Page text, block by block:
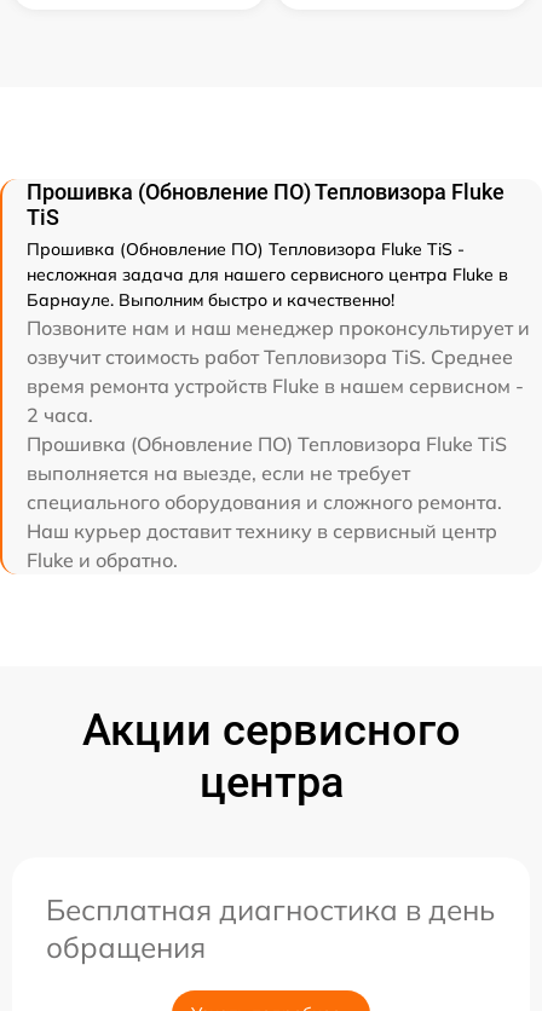
Прошивка (Обновление ПО) Тепловизора Fluke
TiS
Прошивка (Обновление ПО) Тепловизора Fluke TiS -
несложная задача для нашего сервисного центра Fluke в
Барнауле. Выполним быстро и качественно!
Позвоните нам и наш менеджер проконсультирует и
озвучит стоимость работ Тепловизора TiS. Среднее
время ремонта устройств Fluke в нашем сервисном -
2 часа.
Прошивка (Обновление ПО) Тепловизора Fluke TiS
выполняется на выезде, если не требует
специального оборудования и сложного ремонта.
Наш курьер доставит технику в сервисный центр
Fluke и обратно.
Акции сервисного
центра
Бесплатная диагностика в день
обращения